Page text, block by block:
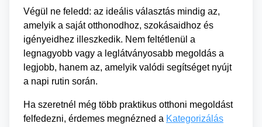
Végül ne feledd: az ideális választás mindig az,
amelyik a saját otthonodhoz, szokásaidhoz és
igényeidhez illeszkedik. Nem feltétlenül a
legnagyobb vagy a leglátványosabb megoldás a
legjobb, hanem az, amelyik valódi segítséget nyújt
a napi rutin során.
Ha szeretnél még több praktikus otthoni megoldást
felfedezni, érdemes megnézned a Kategorizálás